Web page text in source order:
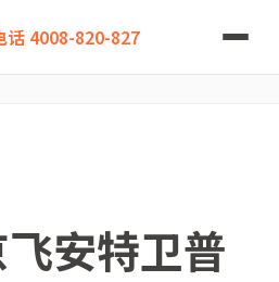
话 4008-820-827
皮书：躺飞比利时钻石之城的终极
安特卫普